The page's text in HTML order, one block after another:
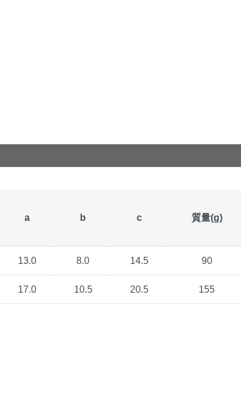
a b c 質量(g)
13.0 8.0 14.5 90
17.0 10.5 20.5 155